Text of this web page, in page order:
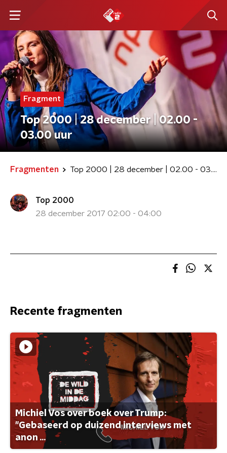
Fragment
Top 2000 | 28 december | 02.00 -
03.00 uur
Fragmenten Top 2000 | 28 december | 02.00 - 03.00 uur
Top 2000
28 december 2017 02:00 - 04:00
Recente fragmenten
Michiel Vos over boek over Trump:
"Gebaseerd op duizend interviews met
anon ...